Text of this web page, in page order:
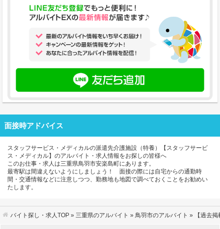
面接時アドバイス
スタッフサービス・メディカルの派遣先介護施設（特養）【スタッフサービ
ス・メディカル】のアルバイト・求人情報をお探しの皆様へ
このお仕事・求人は三重県鳥羽市安楽島町にあります。
最寄駅は間違えないようにしましょう！ 面接の際には自宅からの通勤時
間・交通情報などに注意しつつ、勤務地も地図で調べておくことをお勧めい
たします。
バイト探し・求人TOP » 三重県のアルバイト » 鳥羽市のアルバイト » 【過去掲